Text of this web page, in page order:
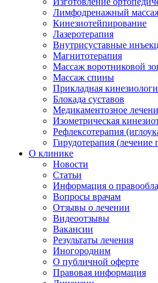
Лимфодренажный
Кинезиотейпирование
Лазеротерапия
Внутрисуставные
Магнитотерапия
Массаж воротниковой
Массаж спины
Прикладная
Блокада суставов
Медикаментозное
Изометрическая
Рефлексотерапия
Гирудотерапия (лечение
О клинике
Новости
Статьи
Информация о
Вопросы врачам
Отзывы о лечении
Видеоотзывы
Вакансии
Результаты лечения
Иногородним
О публичной оферте
Правовая информация